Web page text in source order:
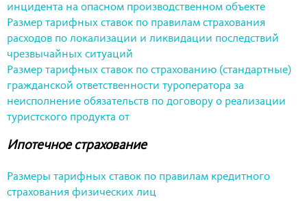
инцидента на опасном производственном объекте
Размер тарифных ставок по правилам страхования
расходов по локализации и ликвидации последствий
чрезвычайных ситуаций
Размер тарифных ставок по страхованию (стандартные)
гражданской ответственности туроператора за
неисполнение обязательств по договору о реализации
туристского продукта от
Ипотечное страхование
Размеры тарифных ставок по правилам кредитного
страхования физических лиц